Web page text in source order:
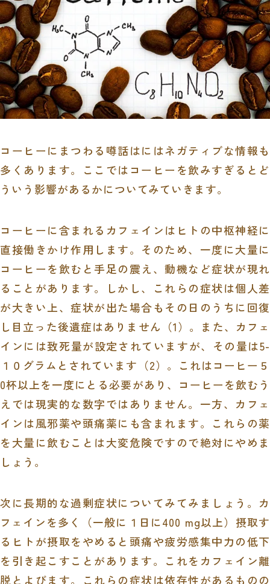
コーヒーにまつわる噂話はにはネガティブな情報も
多くあります。ここではコーヒーを飲みすぎるとど
ういう影響があるかについてみていきます。
コーヒーに含まれるカフェインはヒトの中枢神経に
直接働きかけ作用します。そのため、一度に大量に
コーヒーを飲むと手足の震え、動機など症状が現れ
ることがあります。しかし、これらの症状は個人差
が大きい上、症状が出た場合もその日のうちに回復
し目立った後遺症はありません（1）。また、カフェ
インには致死量が設定されていますが、その量は5-
１０グラムとされています（2）。これはコーヒー５
0杯以上を一度にとる必要があり、コーヒーを飲むう
えでは現実的な数字ではありません。一方、カフェ
インは風邪薬や頭痛薬にも含まれます。これらの薬
を大量に飲むことは大変危険ですので絶対にやめま
しょう。
次に長期的な過剰症状についてみてみましょう。カ
フェインを多く（一般に１日に400 mg以上）摂取す
るヒトが摂取をやめると頭痛や疲労感集中力の低下
を引き起こすことがあります。これをカフェイン離
脱とよびます。これらの症状は依存性があるものの